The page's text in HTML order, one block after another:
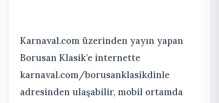
Karnaval.com üzerinden yayın yapan
Borusan Klasik’e internette
karnaval.com/borusanklasikdinle
adresinden ulaşabilir, mobil ortamda